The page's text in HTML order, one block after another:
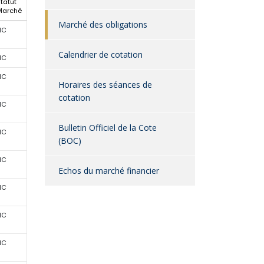
Marché des obligations
Calendrier de cotation
Horaires des séances de
cotation
Bulletin Officiel de la Cote
(BOC)
Echos du marché financier